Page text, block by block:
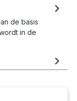
de basis
in de